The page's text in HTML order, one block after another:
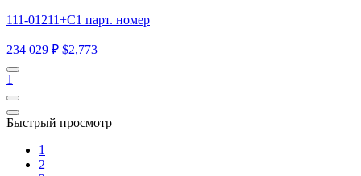
111-01211+С1 парт. номер
234 029 ₽ $2,773
1
Быстрый просмотр
1
2